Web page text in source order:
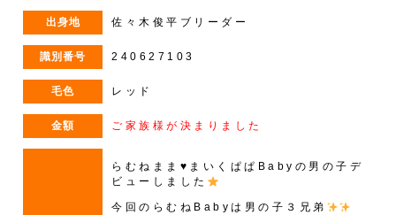
出身地 佐々木俊平ブリーダー
識別番号 240627103
毛色 レッド
金額 ご家族様が決まりました
らむねまま♥まいくぱぱBabyの男の子デ
ビューしました
今回のらむねBabyは男の子３兄弟